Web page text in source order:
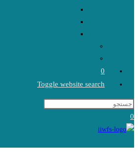
0
Toggle website search
0